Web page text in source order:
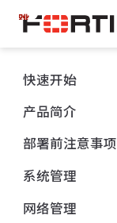
跳
至
主
內
容
快速开始
产品简介
部署前注意事项
系统管理
网络管理